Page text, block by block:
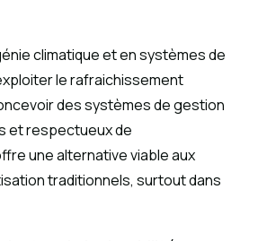
climatique et en systèmes de
le rafraichissement
des systèmes de gestion
et respectueux de
une alternative viable aux
traditionnels, surtout dans